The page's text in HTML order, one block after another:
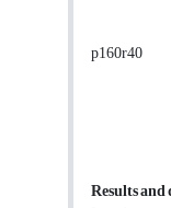
p160r40
Results